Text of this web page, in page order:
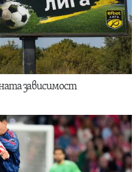
зависимост